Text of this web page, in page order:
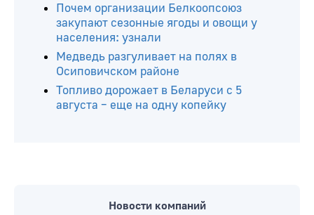
Почем организации Белкоопсоюз
закупают сезонные ягоды и овощи у
населения: узнали
Медведь разгуливает на полях в
Осиповичском районе
Топливо дорожает в Беларуси с 5
августа – еще на одну копейку
Новости компаний